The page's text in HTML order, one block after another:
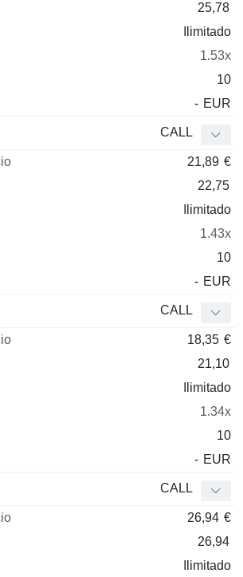
25,78
Ilimitado
1.53x
10
- EUR
CALL
21,89 €
22,75
Ilimitado
1.43x
10
- EUR
CALL
18,35 €
21,10
Ilimitado
1.34x
10
- EUR
CALL
26,94 €
26,94
Ilimitado